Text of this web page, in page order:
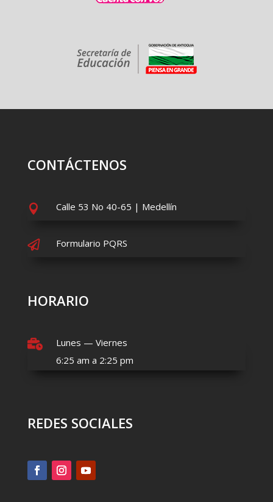
CONTÁCTENOS
 Calle 53 No 40-65 | Medellín
 Formulario PQRS
HORARIO

Lunes — Viernes
6:25 am a 2:25 pm
REDES SOCIALES